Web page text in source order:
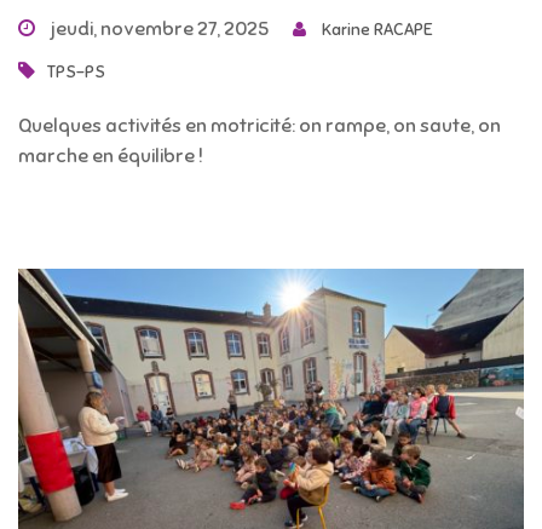
jeudi, novembre 27, 2025 Karine RACAPE
TPS-PS
Quelques activités en motricité: on rampe, on saute, on
marche en équilibre !